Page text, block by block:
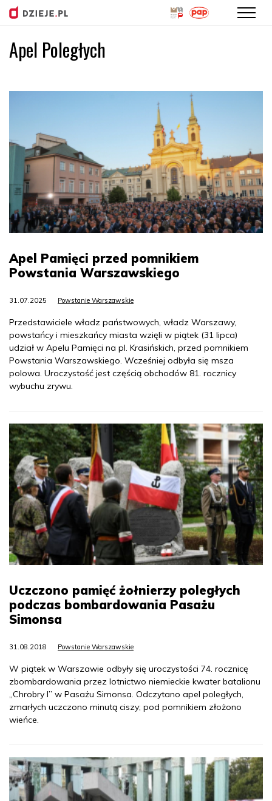
Apel Poległych
Apel Pamięci przed pomnikiem
Powstania Warszawskiego
31.07.2025 Powstanie Warszawskie
Przedstawiciele władz państwowych, władz Warszawy,
powstańcy i mieszkańcy miasta wzięli w piątek (31 lipca)
udział w Apelu Pamięci na pl. Krasińskich, przed pomnikiem
Powstania Warszawskiego. Wcześniej odbyła się msza
polowa. Uroczystość jest częścią obchodów 81. rocznicy
wybuchu zrywu.
Uczczono pamięć żołnierzy poległych
podczas bombardowania Pasażu
Simonsa
31.08.2018 Powstanie Warszawskie
W piątek w Warszawie odbyły się uroczystości 74. rocznicę
zbombardowania przez lotnictwo niemieckie kwater batalionu
„Chrobry I” w Pasażu Simonsa. Odczytano apel poległych,
zmarłych uczczono minutą ciszy; pod pomnikiem złożono
wieńce.